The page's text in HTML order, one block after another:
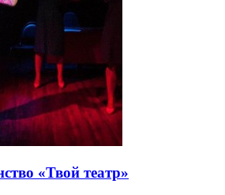
«Твой театр»